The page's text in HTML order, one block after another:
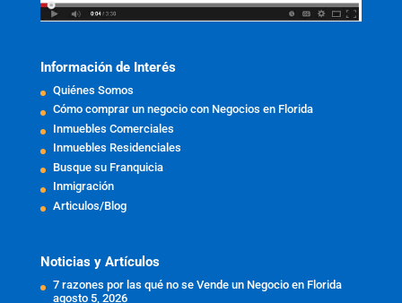
Información de Interés
Quiénes Somos
Cómo comprar un negocio con Negocios en Florida
Inmuebles Comerciales
Inmuebles Residenciales
Busque su Franquicia
Inmigración
Articulos/Blog
Noticias y Artículos
7 razones por las qué no se Vende un Negocio en Florida
agosto 5, 2026